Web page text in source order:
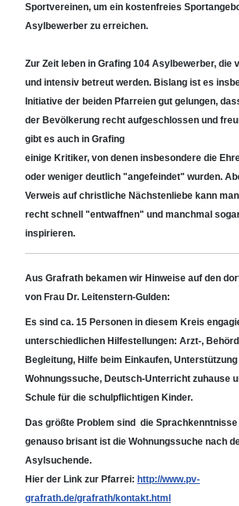
Sportvereinen, um ein kostenfreies
Asylbewerber zu erreichen.
Zur Zeit leben in Grafing 104 Asylbewerber, die
und intensiv betreut werden. Bislang ist es
Initiative der beiden Pfarreien gut gelungen,
der Bevölkerung recht aufgeschlossen und
gibt es auch in Grafing
einige Kritiker, von denen insbesondere die
oder weniger deutlich "angefeindet" wurden.
Verweis auf christliche Nächstenliebe kann
recht schnell "entwaffnen" und manchmal
inspirieren.
Aus Grafrath bekamen wir Hinweise auf den
von Frau Dr. Leitenstern-Gulden:
Es sind ca. 15 Personen in diesem Kreis
unterschiedlichen Hilfestellungen: Arzt-,
Begleitung, Hilfe beim Einkaufen, Unterstützung
Wohnungssuche, Deutsch-Unterricht zuhause
Schule für die schulpflichtigen Kinder.
Das größte Problem sind die
genauso brisant ist die Wohnungssuche nach
Asylsuchende.
Hier der Link zur Pfarrei: http://www.pv-
grafrath.de/grafrath/kontakt.html